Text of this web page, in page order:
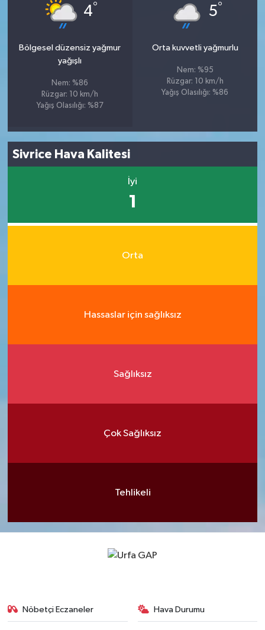
4°
Bölgesel düzensiz yağmur
yağışlı
Nem: %86
Rüzgar: 10 km/h
Yağış Olasılığı: %87
5°
Orta kuvvetli yağmurlu
Nem: %95
Rüzgar: 10 km/h
Yağış Olasılığı: %86
Sivrice Hava Kalitesi
İyi
1
Orta
Hassaslar için sağlıksız
Sağlıksız
Çok Sağlıksız
Tehlikeli
Nöbetçi Eczaneler Hava Durumu